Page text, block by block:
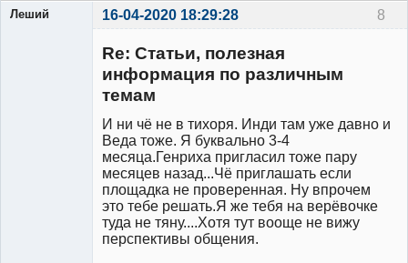
8
Леший 16-04-2020 18:29:28
Re: Статьи, полезная
информация по различным
темам
И ни чё не в тихоря. Инди там уже давно и
Веда тоже. Я буквально 3-4
месяца.Генриха пригласил тоже пару
месяцев назад...Чё приглашать если
площадка не проверенная. Ну впрочем
это тебе решать.Я же тебя на верёвочке
туда не тяну....Хотя тут вооще не вижу
перспективы общения.